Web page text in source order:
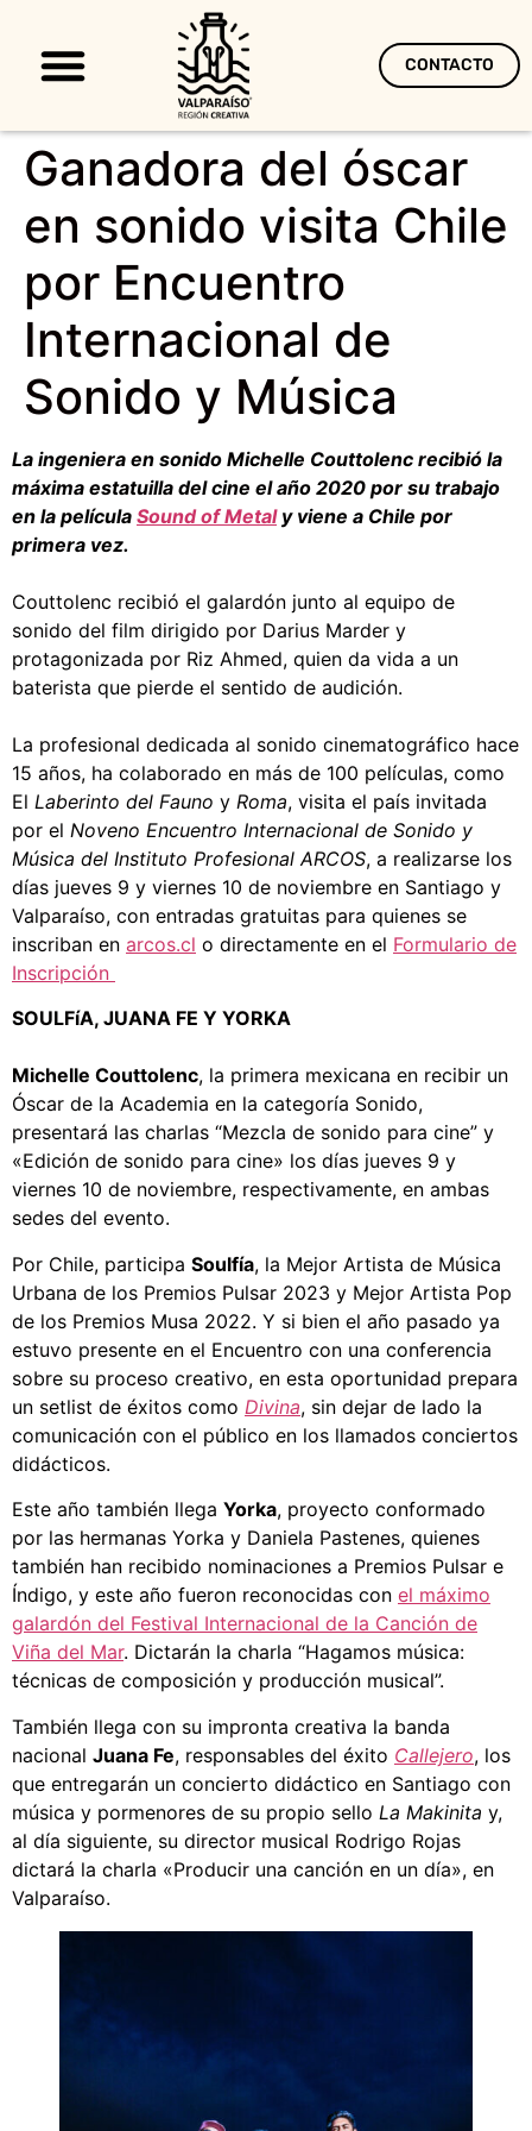
CONTACTO
Ganadora del óscar
en sonido visita Chile
por Encuentro
Internacional de
Sonido y Música
La ingeniera en sonido Michelle Couttolenc recibió la
máxima estatuilla del cine el año 2020 por su trabajo
en la película Sound of Metaly viene a Chile por
primera vez.
Couttolenc recibió el galardón junto al equipo de
sonido del film dirigido por Darius Marder y
protagonizada por Riz Ahmed, quien da vida a un
baterista que pierde el sentido de audición.
La profesional dedicada al sonido cinematográfico hace
15 años, ha colaborado en más de 100 películas, como
El Laberinto del Fauno y Roma, visita el país invitada
por el Noveno Encuentro Internacional de Sonido y
Música del Instituto Profesional ARCOS, a realizarse los
días jueves 9 y viernes 10 de noviembre en Santiago y
Valparaíso, con entradas gratuitas para quienes se
inscriban en arcos.cl o directamente en el Formulario de
Inscripción
SOULFíA, JUANA FE Y YORKA
Michelle Couttolenc, la primera mexicana en recibir un
Óscar de la Academia en la categoría Sonido,
presentará las charlas “Mezcla de sonido para cine” y
«Edición de sonido para cine» los días jueves 9 y
viernes 10 de noviembre, respectivamente, en ambas
sedes del evento.
Por Chile, participa Soulfía, la Mejor Artista de Música
Urbana de los Premios Pulsar 2023 y Mejor Artista Pop
de los Premios Musa 2022. Y si bien el año pasado ya
estuvo presente en el Encuentro con una conferencia
sobre su proceso creativo, en esta oportunidad prepara
un setlist de éxitos como Divina, sin dejar de lado la
comunicación con el público en los llamados conciertos
didácticos.
Este año también llega Yorka, proyecto conformado
por las hermanas Yorka y Daniela Pastenes, quienes
también han recibido nominaciones a Premios Pulsar e
Índigo, y este año fueron reconocidas con el máximo
galardón del Festival Internacional de la Canción de
Viña del Mar. Dictarán la charla “Hagamos música:
técnicas de composición y producción musical”.
También llega con su impronta creativa la banda
nacional Juana Fe, responsables del éxito Callejero, los
que entregarán un concierto didáctico en Santiago con
música y pormenores de su propio sello La Makinita y,
al día siguiente, su director musical Rodrigo Rojas
dictará la charla «Producir una canción en un día», en
Valparaíso.